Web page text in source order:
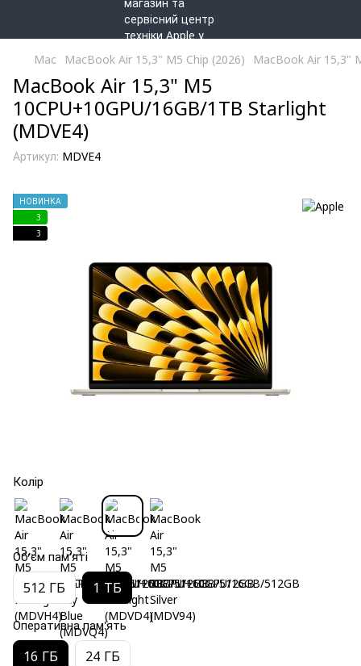
Mac MacBook Air 15,3" M5 Chip (2026) MacBook Air 15,3"
MacBook Air 15,3" M5
10CPU+10GPU/16GB/1TB Starlight
(MDVE4)
Артикул: MDVE4
НОВИНКА
3
3
Колір
Об'єм пам'яті
512 ГБ 1 ТБ
Оперативна пам'ять
16 ГБ 24 ГБ